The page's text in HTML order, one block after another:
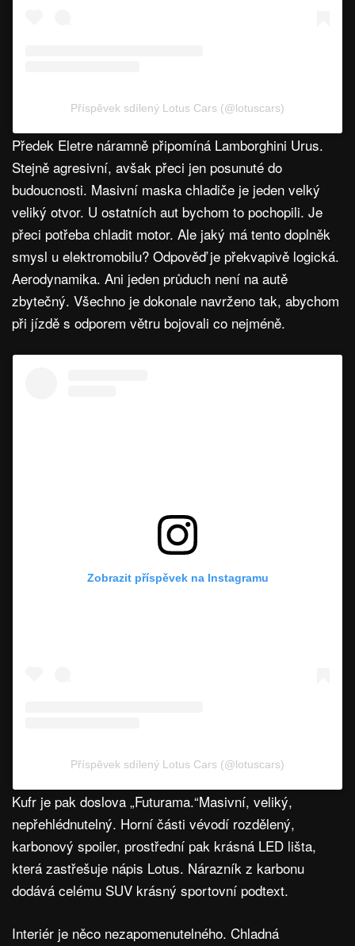
Příspěvek sdílený Lotus Cars (@lotuscars)
Předek Eletre náramně připomíná Lamborghini Urus.
Stejně agresivní, avšak přeci jen posunuté do
budoucnosti. Masivní maska chladiče je jeden velký
veliký otvor. U ostatních aut bychom to pochopili. Je
přeci potřeba chladit motor. Ale jaký má tento doplněk
smysl u elektromobilu? Odpověď je překvapivě logická.
Aerodynamika. Ani jeden průduch není na autě
zbytečný. Všechno je dokonale navrženo tak, abychom
při jízdě s odporem větru bojovali co nejméně.
Zobrazit příspěvek na Instagramu
Příspěvek sdílený Lotus Cars (@lotuscars)
Kufr je pak doslova „Futurama.“Masivní, veliký,
nepřehlédnutelný. Horní části vévodí rozdělený,
karbonový spoiler, prostřední pak krásná LED lišta,
která zastřešuje nápis Lotus. Nárazník z karbonu
dodává celému SUV krásný sportovní podtext.
Interiér je něco nezapomenutelného. Chladná